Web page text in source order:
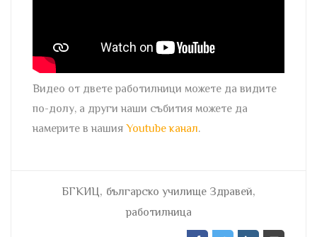
Видео от двете работилници можете да видите
по-долу, а други наши събития можете да
намерите в нашия Youtube канал.
БГКИЦ, българско училище Здравей,
работилница